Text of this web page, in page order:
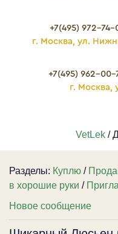
+7(495) 972-74-
г. Москва, ул.
+7(495) 962-00-
г. Москва,
VetLek/
Разделы: Куплю /
в хорошие руки /
Новое сообщение